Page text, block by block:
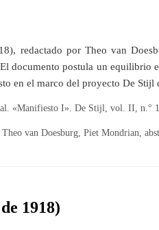
redactado por Theo van
documento postula un
en el marco del proyecto De
«Manifiesto I». De Stijl, vol. II, n.°
van Doesburg, Piet Mondrian,
1918)